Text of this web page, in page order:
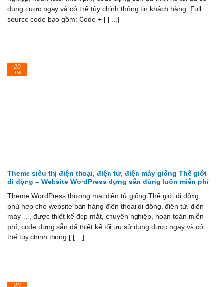
dụng được ngay và có thể tùy chỉnh thông tin khách hàng. Full
source code bao gồm: Code + [ [ ...]
Theme siêu thị điện thoại, điện tử, điện máy giống Thế giới
di động – Website WordPress dựng sẵn dùng luôn miễn phí
Theme WordPress thương mại điện tử giống Thế giới di động,
phù hợp cho website bán hàng điện thoại di động, điện tử, điện
máy …, được thiết kế đẹp mắt, chuyên nghiệp, hoàn toàn miễn
phí, code dựng sẵn đã thiết kế tối ưu sử dụng được ngay và có
thể tùy chỉnh thông [ [ ...]
20
Th8
20